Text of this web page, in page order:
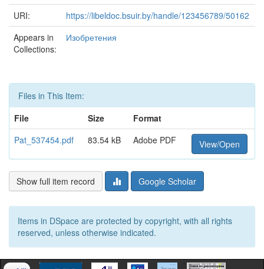
URI:
https://libeldoc.bsuir.by/handle/123456789/50162
Appears in
Collections:
Изобретения
Files in This Item:
File
Size
Format
Pat_537454.pdf
83.54 kB Adobe PDF View/Open
Show full item record Google Scholar
Items in DSpace are protected by copyright, with all rights
reserved, unless otherwise indicated.